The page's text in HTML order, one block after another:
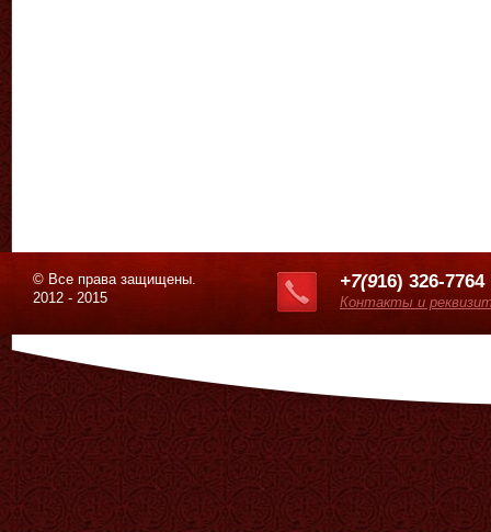
© Все права защищены.
2012 - 2015
+7(916) 326-7764
Контакты и